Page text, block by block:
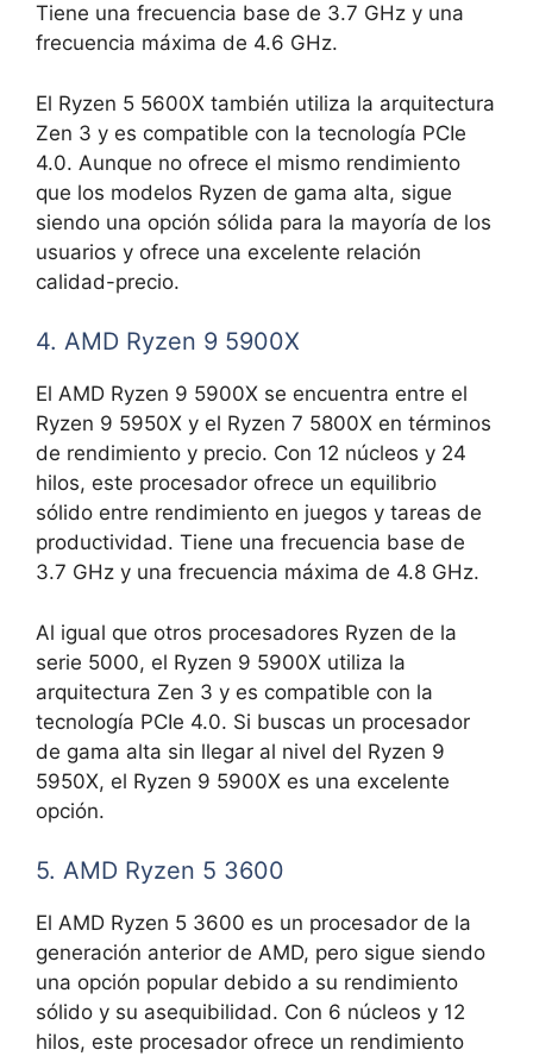
Tiene una frecuencia base de 3.7 GHz y una
frecuencia máxima de 4.6 GHz.
El Ryzen 5 5600X también utiliza la arquitectura
Zen 3 y es compatible con la tecnología PCIe
4.0. Aunque no ofrece el mismo rendimiento
que los modelos Ryzen de gama alta, sigue
siendo una opción sólida para la mayoría de los
usuarios y ofrece una excelente relación
calidad-precio.
4. AMD Ryzen 9 5900X
El AMD Ryzen 9 5900X se encuentra entre el
Ryzen 9 5950X y el Ryzen 7 5800X en términos
de rendimiento y precio. Con 12 núcleos y 24
hilos, este procesador ofrece un equilibrio
sólido entre rendimiento en juegos y tareas de
productividad. Tiene una frecuencia base de
3.7 GHz y una frecuencia máxima de 4.8 GHz.
Al igual que otros procesadores Ryzen de la
serie 5000, el Ryzen 9 5900X utiliza la
arquitectura Zen 3 y es compatible con la
tecnología PCIe 4.0. Si buscas un procesador
de gama alta sin llegar al nivel del Ryzen 9
5950X, el Ryzen 9 5900X es una excelente
opción.
5. AMD Ryzen 5 3600
El AMD Ryzen 5 3600 es un procesador de la
generación anterior de AMD, pero sigue siendo
una opción popular debido a su rendimiento
sólido y su asequibilidad. Con 6 núcleos y 12
hilos, este procesador ofrece un rendimiento